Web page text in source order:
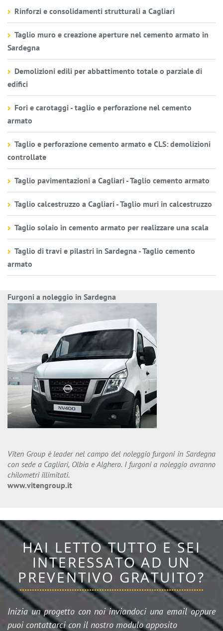
Rinforzi e consolidamenti strutturali a Cagliari
Taglio muro e creazione aperture nel cemento armato in
Sardegna
Demolizioni edili per abbattimento totale o parziale di
edifici
Fori e carotaggi - taglio e perforazione nel cemento
armato
Taglio e perforazione cemento armato e CLS: demolizioni
controllate
Taglio pavimentazioni a Cagliari - Taglio cemento armato
Taglio calcestruzzo a Cagliari - Taglio muri in calcestruzzo
Taglio solaio in cemento armato per realizzare una scala
Taglio di travi e pilastri in Sardegna - Taglio cemento
armato
Furgoni a noleggio in Sardegna
Viten Group è leader nel campo del noleggio furgoni in Sardegna
con sede a Cagliari, Olbia e Alghero. I furgoni a noleggio avranno
chilometri illimitati.
www.vitengroup.it
HAI LETTO TUTTO E SEI
INTERESSATO AD UN
PREVENTIVO GRATUITO?
Inizia un progetto con noi inviandoci una email oppure
puoi contattarci con il nostro modulo apposito